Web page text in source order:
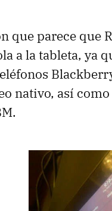
que parece que
a la tableta, ya
nativo, así
.